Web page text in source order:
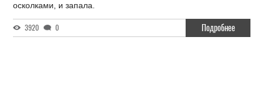
осколками, и запала.
3920 0 Подробнее